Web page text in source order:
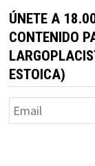
ÚNETE A
CONTENIDO
ESTOICA)
cookies,
algunas
funcionalidades
desaparecerán
de la web.
Marketing